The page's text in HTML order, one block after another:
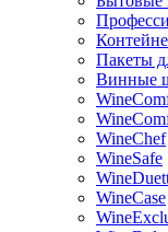
Пакеты
Винные
WineChef
WineSafe
WineCase